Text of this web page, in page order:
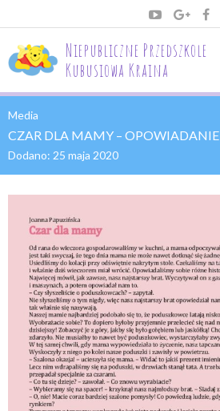
Niepubliczne Przedszkole
Kubusiowa Kraina
Media
CZAR DLA MAMY – OPOWIADANIE
Dodano: 25 maja 2020